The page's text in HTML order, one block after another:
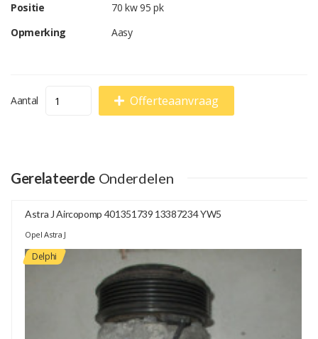
Positie
70 kw 95 pk
Opmerking
Aasy
Aantal Offerteaanvraag
Gerelateerde Onderdelen
Astra J Aircopomp 401351739 13387234 YW5
Opel Astra J
Delphi